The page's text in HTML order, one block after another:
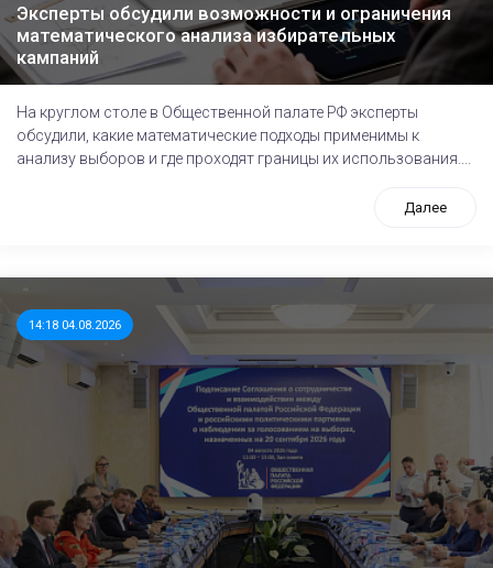
Эксперты обсудили возможности и ограничения
математического анализа избирательных
кампаний
На круглом столе в Общественной палате РФ эксперты
обсудили, какие математические подходы применимы к
анализу выборов и где проходят границы их использования....
Далее
14:18 04.08.2026